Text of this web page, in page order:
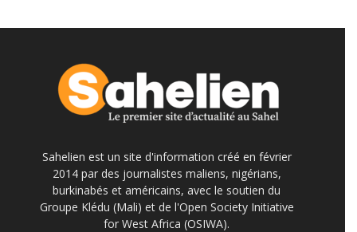
Sahelien est un site d'information créé en février
2014 par des journalistes maliens, nigérians,
burkinabés et américains, avec le soutien du
Groupe Klédu (Mali) et de l'Open Society Initiative
for West Africa (OSIWA).